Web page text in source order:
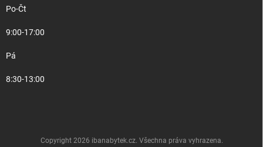
Po-Čt
9:00-17:00
Pá
8:30-13:00
Copyright 2026 ibanabytek.cz. Všechna práva vyhrazena.